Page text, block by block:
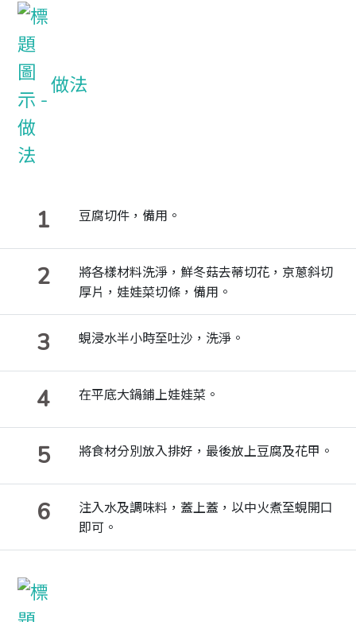
做法
1 豆腐切件，備用。
2
將各樣材料洗淨，鮮冬菇去蒂切花，京蔥斜切
厚片，娃娃菜切條，備用。
3 蜆浸水半小時至吐沙，洗淨。
4 在平底大鍋鋪上娃娃菜。
5 將食材分別放入排好，最後放上豆腐及花甲。
6
注入水及調味料，蓋上蓋，以中火煮至蜆開口
即可。